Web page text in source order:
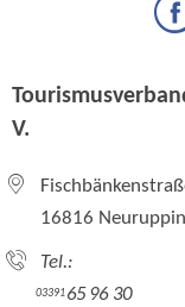
V.
16816 Neuruppin
Tel.:
0339165 96 30